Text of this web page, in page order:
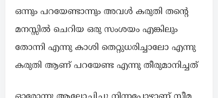
ഒന്നും പറയേണ്ടാന്നും അവൾ കരുതി തന്റെ
മനസ്സിൽ ചെറിയ ഒരു സംശയം എങ്കിലും
തോന്നി എന്നു കാശി തെറ്റുധരിച്ചാലോ എന്നു
കരുതി ആണ് പറയേണ്ട എന്നു തീരുമാനിച്ചത്